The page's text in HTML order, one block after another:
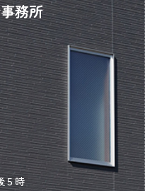
務所
５時